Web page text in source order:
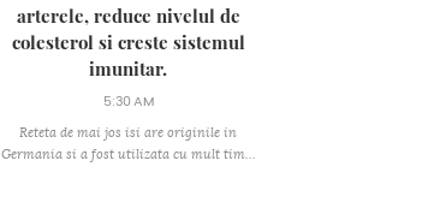
arterele, reduce nivelul de
colesterol si creste sistemul
imunitar.
5:30 AM
Reteta de mai jos isi are originile in
Germania si a fost utilizata cu mult tim...